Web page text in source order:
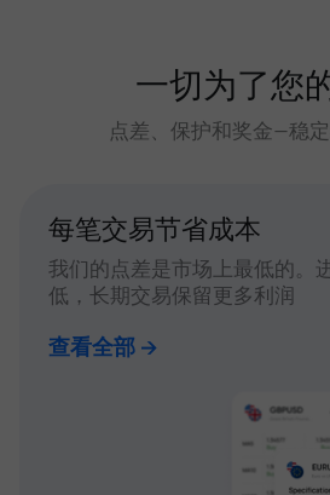
一切为了您
点差、保护和奖金—稳
每笔交易节省成本
我们的点差是市场上最低的。
低，长期交易保留更多利润
查看全部